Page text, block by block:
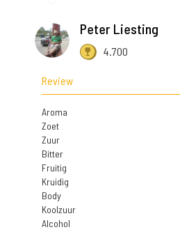
Peter Liesting
4.700
Review
Aroma
Zoet
Zuur
Bitter
Fruitig
Kruidig
Body
Koolzuur
Alcohol